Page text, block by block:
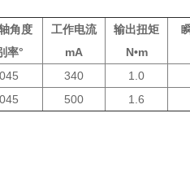
角度
率°
工作电流
mA
输出扭矩
N•m
340
1.0
500 1.6